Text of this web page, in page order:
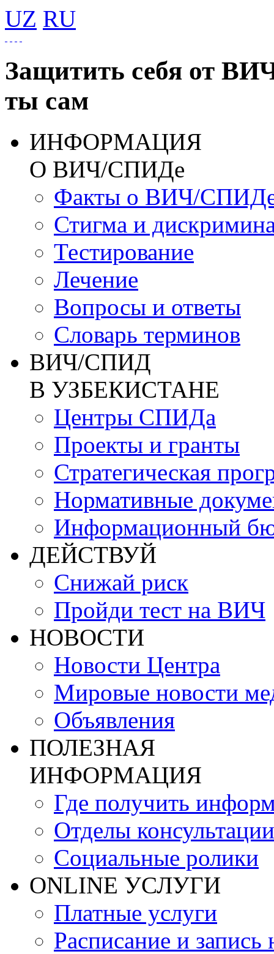
UZ RU
Защитить себя от
ты сам
ИНФОРМАЦИЯ
О ВИЧ/СПИДе
Факты о ВИЧ/
Стигма и
Тестирование
Лечение
Вопросы и ответы
Словарь терминов
ВИЧ/СПИД
В УЗБЕКИСТАНЕ
Центры СПИДа
Проекты и гранты
Стратегическая
Нормативные
Информационный
ДЕЙСТВУЙ
Снижай риск
Пройди тест на ВИЧ
НОВОСТИ
Новости Центра
Мировые новости
Объявления
ПОЛЕЗНАЯ
ИНФОРМАЦИЯ
Где получить
Отделы консультации
Социальные ролики
ONLINE УСЛУГИ
Платные услуги
Расписание и запись